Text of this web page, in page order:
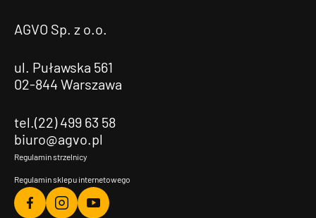
AGVO Sp. z o.o.
ul. Puławska 561
02-844 Warszawa
tel.(22) 499 63 58
biuro@agvo.pl
Regulamin strzelnicy
Regulamin sklepu internetowego
Agvo
Agvo
Agvo